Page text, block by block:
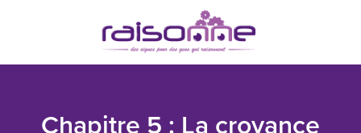
Chapitre 5 : La croyance